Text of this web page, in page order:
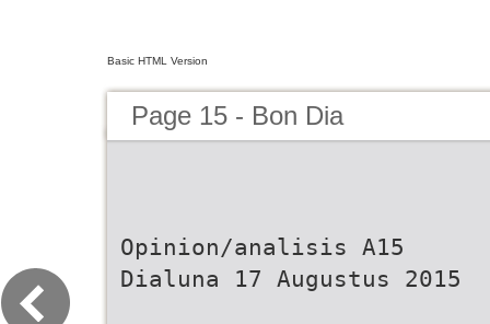
Basic HTML Version
Page 15 - Bon Dia
Opinion/analisis A15
Dialuna 17 Augustus 2015